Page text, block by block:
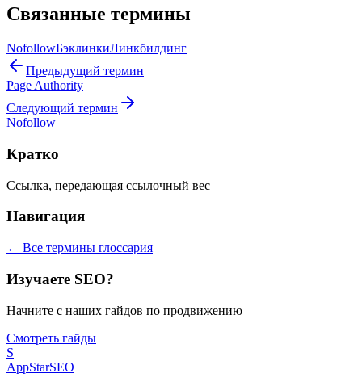
Связанные термины
NofollowБэклинкиЛинкбилдинг
Предыдущий термин
Page Authority
Следующий термин
Nofollow
Кратко
Ссылка, передающая ссылочный вес
Навигация
← Все термины глоссария
Изучаете SEO?
Начните с наших гайдов по продвижению
Смотреть гайды
S
AppStarSEO